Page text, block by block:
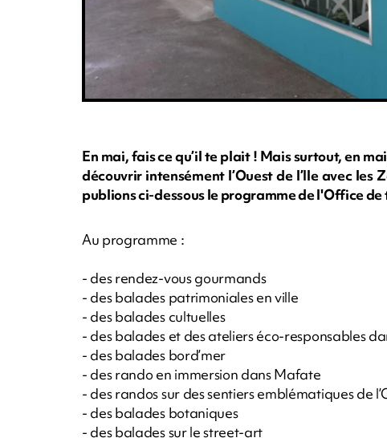
En mai, fais ce qu’il te plait ! Mais surtout, en
découvrir intensément l’Ouest de l’Ile avec les
publions ci-dessous le programme de l'Office de
Au programme :
- des rendez-vous gourmands
- des balades patrimoniales en ville
- des balades cultuelles
- des balades et des ateliers éco-responsables
- des balades bord’mer
- des rando en immersion dans Mafate
- des randos sur des sentiers emblématiques de
- des balades botaniques
- des balades sur le street-art